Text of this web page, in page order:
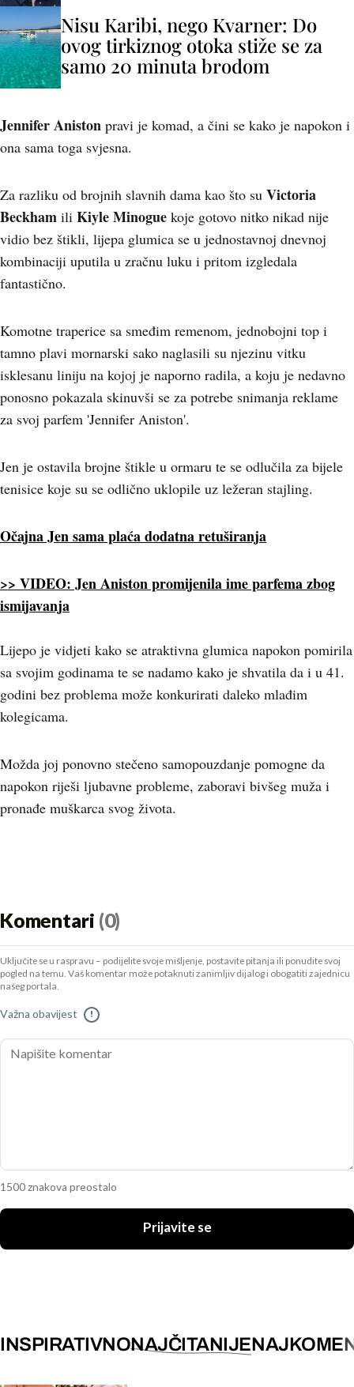
Nisu Karibi, nego Kvarner: Do
ovog tirkiznog otoka stiže se za
samo 20 minuta brodom
Jennifer Aniston pravi je komad, a čini se kako je napokon i
ona sama toga svjesna.
Za razliku od brojnih slavnih dama kao što su Victoria
Beckham ili Kiyle Minogue koje gotovo nitko nikad nije
vidio bez štikli, lijepa glumica se u jednostavnoj dnevnoj
kombinaciji uputila u zračnu luku i pritom izgledala
fantastično.
Komotne traperice sa smeđim remenom, jednobojni top i
tamno plavi mornarski sako naglasili su njezinu vitku
isklesanu liniju na kojoj je naporno radila, a koju je nedavno
ponosno pokazala skinuvši se za potrebe snimanja reklame
za svoj parfem 'Jennifer Aniston'.
Jen je ostavila brojne štikle u ormaru te se odlučila za bijele
tenisice koje su se odlično uklopile uz ležeran stajling.
Očajna Jen sama plaća dodatna retuširanja
>> VIDEO: Jen Aniston promijenila ime parfema zbog
ismijavanja
Lijepo je vidjeti kako se atraktivna glumica napokon pomirila
sa svojim godinama te se nadamo kako je shvatila da i u 41.
godini bez problema može konkurirati daleko mlađim
kolegicama.
Možda joj ponovno stečeno samopouzdanje pomogne da
napokon riješi ljubavne probleme, zaboravi bivšeg muža i
pronađe muškarca svog života.
Komentari (0)
Uključite se u raspravu – podijelite svoje mišljenje, postavite pitanja ili ponudite svoj
pogled na temu. Vaš komentar može potaknuti zanimljiv dijalog i obogatiti zajednicu
našeg portala.
Važna obavijest !
1500 znakova preostalo
Prijavite se
INSPIRATIVNONAJČITANIJE